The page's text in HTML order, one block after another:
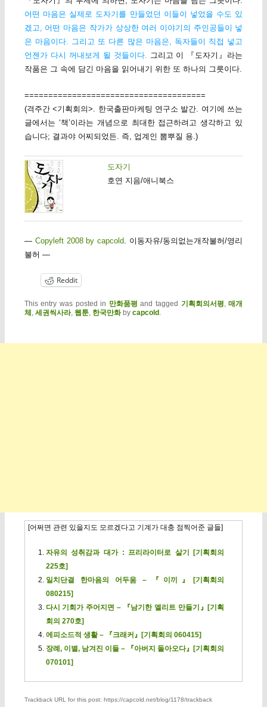
어떤 마음은 실제로 도자기를 만들었던 이들이 넣었을 수도 있
겠고, 어떤 마음은 작가가 상상한 여러 이야기의 주인공들이 넣
은 마음이다. 그리고 또 다른 많은 마음은, 독자들이 직접 넣고
언젠가 다시 꺼내보게 될 것들이다.
그리고 이 『도자기』라는
작품은 그 속에 담긴 마음을 읽어내기 위한 또 하나의 그릇이다.
======================================
(격주간 <기획회의>. 한국출판마케팅 연구소 발간. 여기에 쓰는
글에서는 ‘책’이라는 개념으로 최대한 접근하려고 생각하고 있
습니다; 결과야 어찌되었든. 즉, 업계인 뽐뿌질 용.)
도자기
호연 지음/애니북스
— Copyleft 2008 by capcold. 이동자유/동의없는개작불허/영리
불허 —
Reddit
This entry was posted in 만화품평 and tagged 기획회의서평,매개
체 , 세권씩사라, 웹툰, 한국만화by capcold .
[어쩌면 관련 있을지도 모르겠다고 기계가 대충 점찍어준 글들]
자유의 성취감과 대가 : 프리라이터로 살기 [기획회의
225호]
일치단결 한마음의 어두움 – 『이끼』[기획회의
080215]
다시 기회가 주어지면 – 『남기한 엘리트 만들기』[기획
회의 270호]
에피소드적 생활 – 『크래커』[기획회의 060415]
장례, 이별, 남겨진 이들 – 『아버지 돌아오다』[기획회의
070101]
Trackback URL for this post: https://capcold.net/blog/1178/trackback